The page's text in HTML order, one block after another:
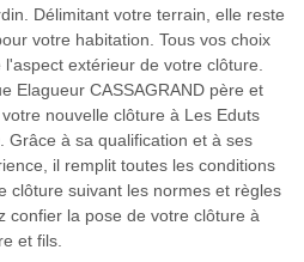
Délimitant votre terrain, elle reste
votre habitation. Tous vos choix
extérieur de votre clôture.
Elagueur CASSAGRAND père et
nouvelle clôture à Les Eduts
Grâce à sa qualification et à ses
il remplit toutes les conditions
clôture suivant les normes et règles
confier la pose de votre clôture à
et fils.